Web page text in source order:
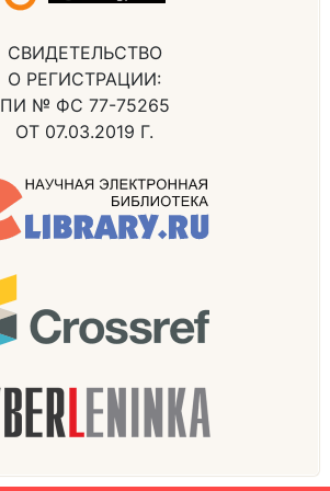
СВИДЕТЕЛЬСТВО
О РЕГИСТРАЦИИ:
ПИ № ФС 77-75265
ОТ 07.03.2019 Г.